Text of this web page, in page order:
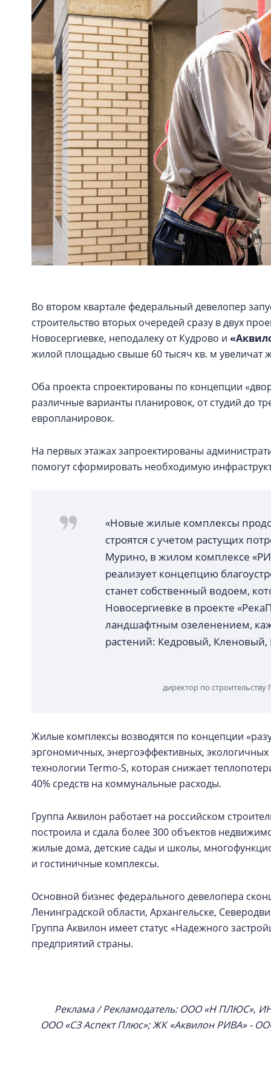
Во втором квартале федеральный девелопер
строительство вторых очередей сразу в двух
Новосергиевке, неподалеку от Кудрово и
жилой площадью свыше 60 тысяч кв. м увеличат
Оба проекта спроектированы по концепции
различные варианты планировок, от студий до
европланировок.
На первых этажах запроектированы
помогут сформировать необходимую
«Новые жилые комплексы
строятся с учетом растущих
Мурино, в жилом комплексе
реализует концепцию
станет собственный водоем,
Новосергиевке в проекте
ландшафтным озеленением,
растений: Кедровый,
директор по
Жилые комплексы возводятся по концепции
эргономичных, энергоэффективных,
технологии Termo-S, которая снижает
40% средств на коммунальные расходы.
Группа Аквилон работает на российском
построила и сдала более 300 объектов
жилые дома, детские сады и школы,
и гостиничные комплексы.
Основной бизнес федерального девелопера
Ленинградской области, Архангельске,
Группа Аквилон имеет статус «Надежного
предприятий страны.
Реклама / Рекламодатель: ООО «Н ПЛЮС»,
ООО «СЗ Аспект Плюс»; ЖК «Аквилон РИВА» -